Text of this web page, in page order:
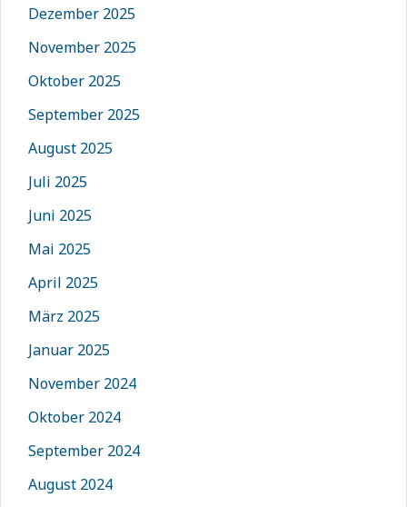
Dezember 2025
November 2025
Oktober 2025
September 2025
August 2025
Juli 2025
Juni 2025
Mai 2025
April 2025
März 2025
Januar 2025
November 2024
Oktober 2024
September 2024
August 2024